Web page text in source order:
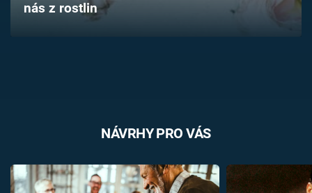
nás z rostlin
NÁVRHY PRO VÁS